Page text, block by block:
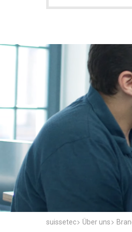
suissetec Über uns